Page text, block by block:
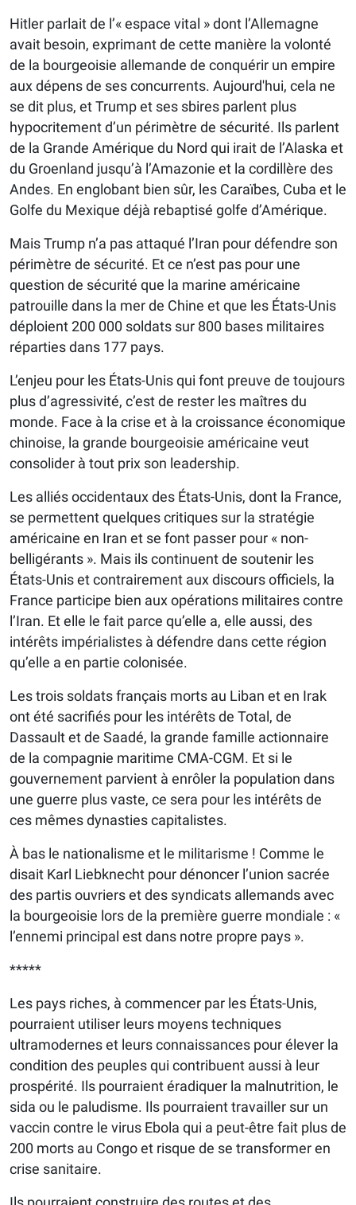
Hitler parlait de l’« espace vital » dont l’Allemagne
avait besoin, exprimant de cette manière la volonté
de la bourgeoisie allemande de conquérir un empire
aux dépens de ses concurrents. Aujourd'hui, cela ne
se dit plus, et Trump et ses sbires parlent plus
hypocritement d’un périmètre de sécurité. Ils parlent
de la Grande Amérique du Nord qui irait de l’Alaska et
du Groenland jusqu’à l’Amazonie et la cordillère des
Andes. En englobant bien sûr, les Caraïbes, Cuba et le
Golfe du Mexique déjà rebaptisé golfe d’Amérique.
Mais Trump n’a pas attaqué l’Iran pour défendre son
périmètre de sécurité. Et ce n’est pas pour une
question de sécurité que la marine américaine
patrouille dans la mer de Chine et que les États-Unis
déploient 200 000 soldats sur 800 bases militaires
réparties dans 177 pays.
L’enjeu pour les États-Unis qui font preuve de toujours
plus d’agressivité, c’est de rester les maîtres du
monde. Face à la crise et à la croissance économique
chinoise, la grande bourgeoisie américaine veut
consolider à tout prix son leadership.
Les alliés occidentaux des États-Unis, dont la France,
se permettent quelques critiques sur la stratégie
américaine en Iran et se font passer pour « non-
belligérants ». Mais ils continuent de soutenir les
États-Unis et contrairement aux discours officiels, la
France participe bien aux opérations militaires contre
l’Iran. Et elle le fait parce qu’elle a, elle aussi, des
intérêts impérialistes à défendre dans cette région
qu’elle a en partie colonisée.
Les trois soldats français morts au Liban et en Irak
ont été sacrifiés pour les intérêts de Total, de
Dassault et de Saadé, la grande famille actionnaire
de la compagnie maritime CMA-CGM. Et si le
gouvernement parvient à enrôler la population dans
une guerre plus vaste, ce sera pour les intérêts de
ces mêmes dynasties capitalistes.
À bas le nationalisme et le militarisme ! Comme le
disait Karl Liebknecht pour dénoncer l’union sacrée
des partis ouvriers et des syndicats allemands avec
la bourgeoisie lors de la première guerre mondiale : «
l’ennemi principal est dans notre propre pays ».
*****
Les pays riches, à commencer par les États-Unis,
pourraient utiliser leurs moyens techniques
ultramodernes et leurs connaissances pour élever la
condition des peuples qui contribuent aussi à leur
prospérité. Ils pourraient éradiquer la malnutrition, le
sida ou le paludisme. Ils pourraient travailler sur un
vaccin contre le virus Ebola qui a peut-être fait plus de
200 morts au Congo et risque de se transformer en
crise sanitaire.